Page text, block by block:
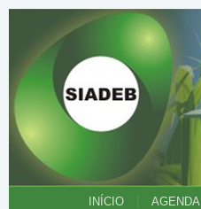
INÍCIO AGENDA